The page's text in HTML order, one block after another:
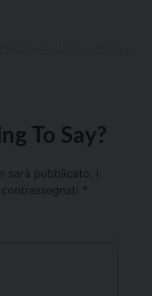
To Say?
sarà pubblicato.
*